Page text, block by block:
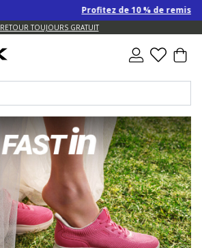
Profitez de 10 % de remise
RETOUR TOUJOURS GRATUIT